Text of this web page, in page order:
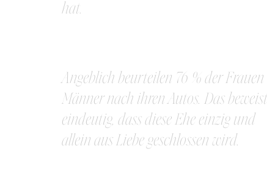
hat.
Angeblich beurteilen 76 % der Frauen
Männer nach ihren Autos. Das beweist
eindeutig, dass diese Ehe einzig und
allein aus Liebe geschlossen wird.